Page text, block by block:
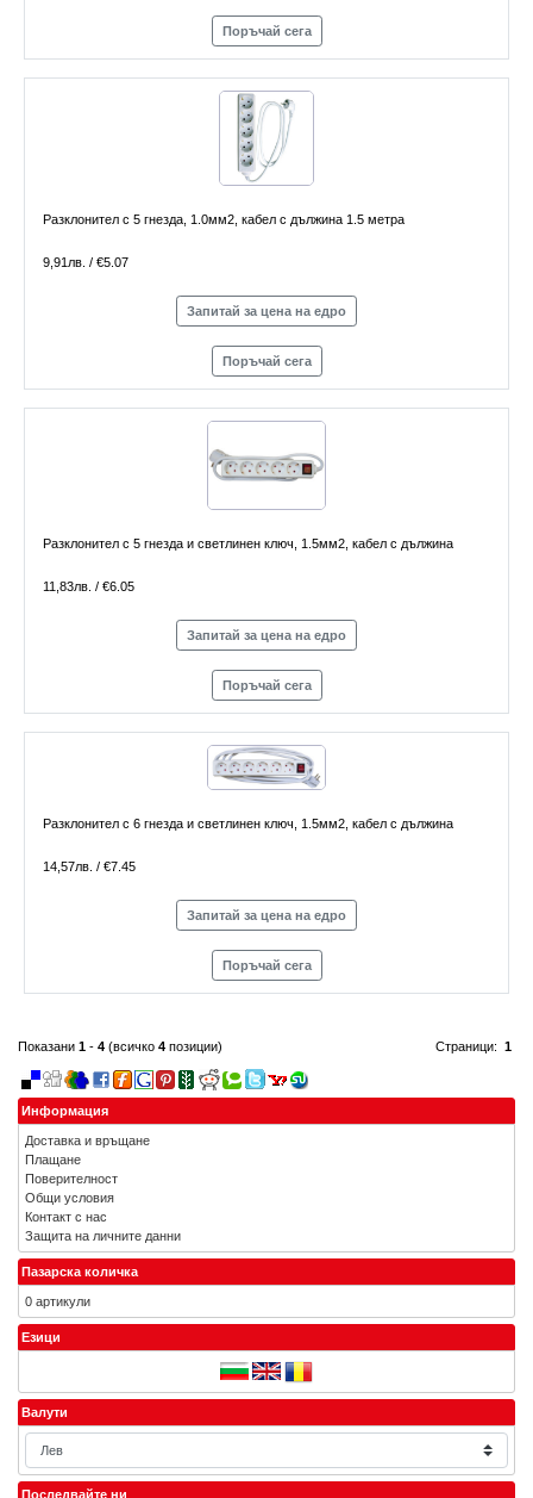
Поръчай сега
Разклонител с 5 гнезда, 1.0мм2, кабел с дължина 1.5 метра
9,91лв. / €5.07
Запитай за цена на едро
Поръчай сега
Разклонител с 5 гнезда и светлинен ключ, 1.5мм2, кабел с дължина
11,83лв. / €6.05
Запитай за цена на едро
Поръчай сега
Разклонител с 6 гнезда и светлинен ключ, 1.5мм2, кабел с дължина
14,57лв. / €7.45
Запитай за цена на едро
Поръчай сега
Страници: 1
Показани 1 - 4 (всичко 4 позиции)
Информация
Доставка и връщане
Плащане
Поверителност
Общи условия
Контакт с нас
Защита на личните данни
Пазарска количка
0 артикули
Езици
Валути
Последвайте ни